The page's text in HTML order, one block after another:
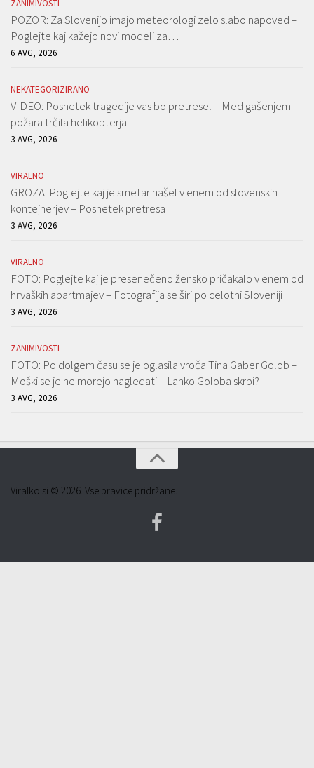
ZANIMIVOSTI
POZOR: Za Slovenijo imajo meteorologi zelo slabo napoved –
Poglejte kaj kažejo novi modeli za…
6 AVG, 2026
NEKATEGORIZIRANO
VIDEO: Posnetek tragedije vas bo pretresel – Med gašenjem
požara trčila helikopterja
3 AVG, 2026
VIRALNO
GROZA: Poglejte kaj je smetar našel v enem od slovenskih
kontejnerjev – Posnetek pretresa
3 AVG, 2026
VIRALNO
FOTO: Poglejte kaj je presenečeno žensko pričakalo v enem od
hrvaških apartmajev – Fotografija se širi po celotni Sloveniji
3 AVG, 2026
ZANIMIVOSTI
FOTO: Po dolgem času se je oglasila vroča Tina Gaber Golob –
Moški se je ne morejo nagledati – Lahko Goloba skrbi?
3 AVG, 2026
Viralko.si © 2026. Vse pravice pridržane.